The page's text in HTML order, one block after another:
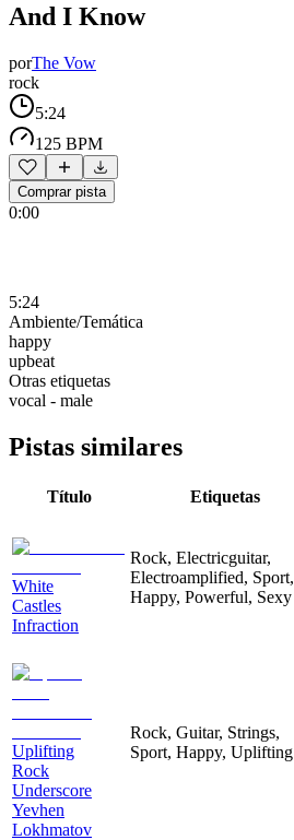
And I Know
porThe Vow
rock
5:24
125 BPM
Comprar pista
0:00
5:24
Ambiente/Temática
happy
upbeat
Otras etiquetas
vocal - male
Pistas similares
Título Etiquetas
White
Castles
Infraction
Rock, Electricguitar,
Electroamplified, Sport,
Happy, Powerful, Sexy
Uplifting
Rock
Underscore
Yevhen
Lokhmatov
Rock, Guitar, Strings,
Sport, Happy, Uplifting